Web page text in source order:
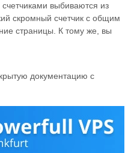
выбиваются из
скромный счетчик с общим
страницы. К тому же, вы
документацию с